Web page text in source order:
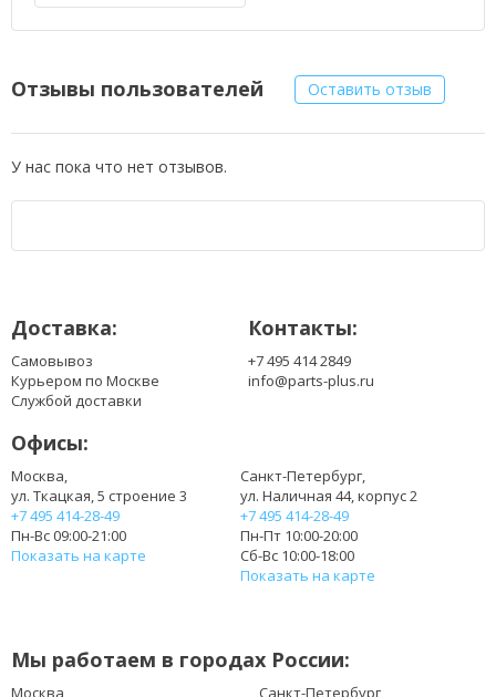
Отзывы пользователей Оставить отзыв
У нас пока что нет отзывов.
Доставка:
Самовывоз
Курьером по Москве
Службой доставки
Контакты:
+7 495 414 2849
info@parts-plus.ru
Офисы:
Москва,
ул. Ткацкая, 5 строение 3
+7 495 414-28-49
Пн-Вс 09:00-21:00
Показать на карте
Санкт-Петербург,
ул. Наличная 44, корпус 2
+7 495 414-28-49
Пн-Пт 10:00-20:00
Сб-Вс 10:00-18:00
Показать на карте
Мы работаем в городах России:
Москва Санкт-Петербург